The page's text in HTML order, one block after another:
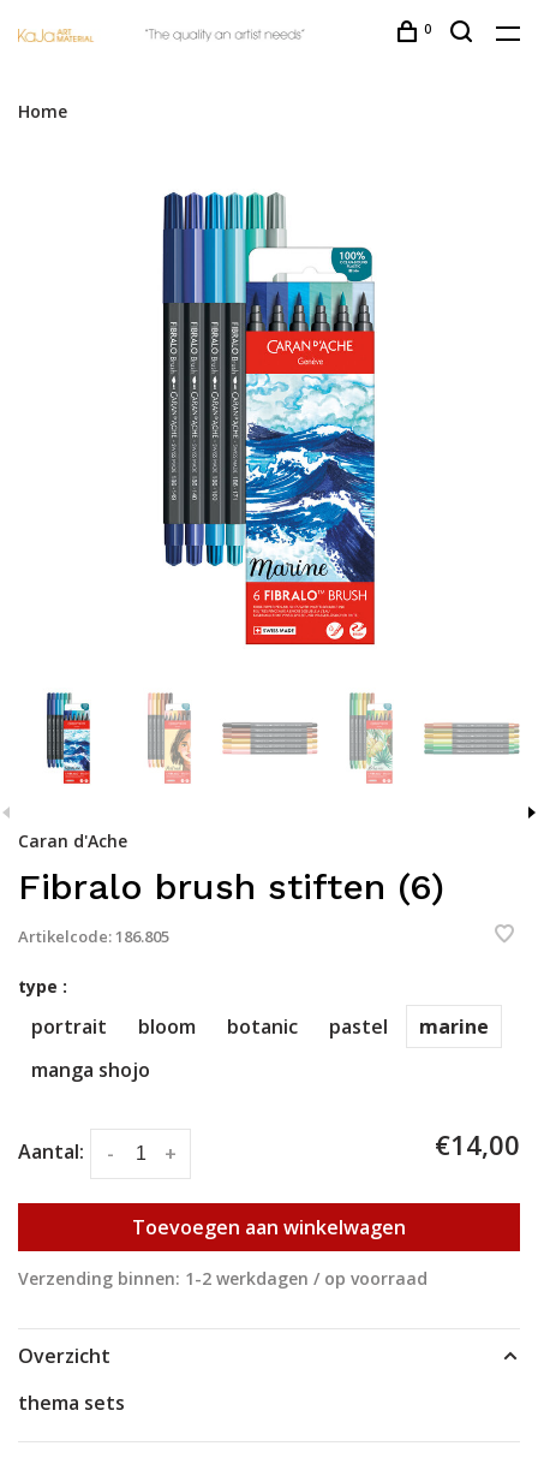
0
Home
Caran d'Ache
Fibralo brush stiften (6)
Artikelcode:186.805
type :
portrait bloom botanic pastel
marine
manga shojo
Aantal: +
- €14,00
Toevoegen aan winkelwagen
Verzending binnen: 1-2 werkdagen / op voorraad
Overzicht
thema sets